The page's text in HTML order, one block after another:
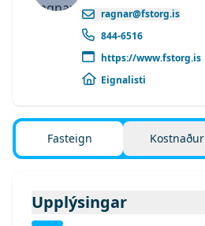
ragnar@fstorg.is
844-6516
https://www.fstorg.is
Eignalisti
Fasteign Kostnaður
Upplýsingar